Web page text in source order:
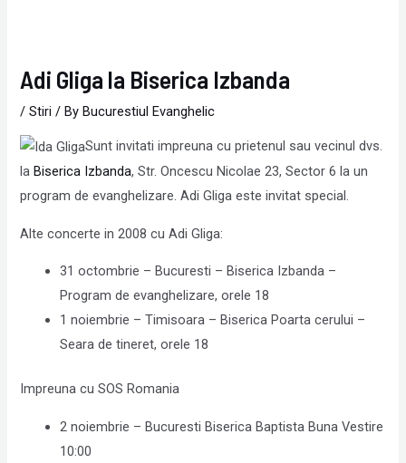
Adi Gliga la Biserica Izbanda
/Stiri / ByBucurestiul Evanghelic
Sunt invitati impreuna cu prietenul sau vecinul dvs.
laBiserica Izbanda, Str. Oncescu Nicolae 23, Sector 6 la un
program de evanghelizare. Adi Gliga este invitat special.
Alte concerte in 2008 cu Adi Gliga:
31 octombrie – Bucuresti – Biserica Izbanda –
Program de evanghelizare, orele 18
1 noiembrie – Timisoara – Biserica Poarta cerului –
Seara de tineret, orele 18
Impreuna cu SOS Romania
2 noiembrie – Bucuresti Biserica Baptista Buna Vestire
10:00